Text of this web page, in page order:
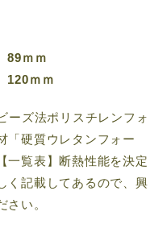
ｍｍ
ｍｍ
ーズ法ポリスチレンフォ
「硬質ウレタンフォー
一覧表】断熱性能を決定
く記載してあるので、興
い。